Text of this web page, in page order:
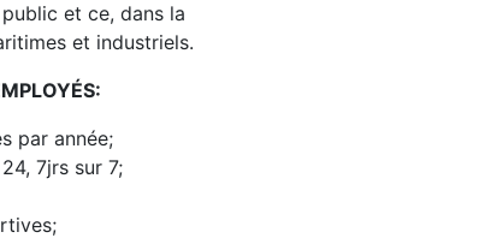
et ce, dans la
et industriels.
par année;
7jrs sur 7;